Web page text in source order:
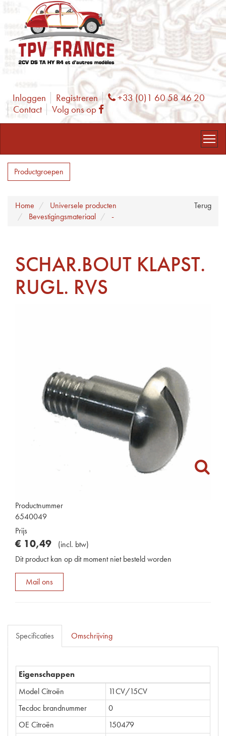
Inloggen Registreren Phone
+33 (0)1 60 58 46 20
Contact
Volg ons op Facebook
Productgroepen
Terug
Home
Universele producten
Bevestigingsmateriaal
-
SCHAR.BOUT KLAPST.
RUGL. RVS
Productnummer
6540049
Prijs
€ 10,49 (incl. btw)
Dit product kan op dit moment niet besteld worden
Mail ons
Specificaties Omschrijving
Eigenschappen
Model Citroën
11CV/15CV
Tecdoc brandnummer
0
OE Citroën
150479